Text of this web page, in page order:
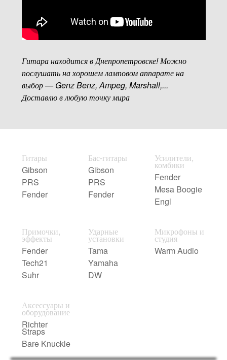
Гитара находится в Днепропетровске! Можно
послушать на хорошем ламповом аппарате на
выбор — Genz Benz, Ampeg, Marshall,...
Доставлю в любую точку мира
Гитары
Gibson
PRS
Fender
Бас-гитары
Gibson
PRS
Fender
Усилители,
комбики
Fender
Mesa Boogie
Engl
Примочки,
эффекты
Fender
Tech21
Suhr
Ударные
установки
Tama
Yamaha
DW
Микрофоны и
студия
Warm Audio
Аксессуары и
оборудование
Richter
Straps
Bare Knuckle